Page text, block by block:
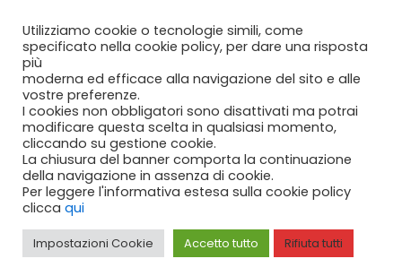
contenuto
Utilizziamo cookie o tecnologie simili, come
specificato nella cookie policy, per dare una risposta
più
moderna ed efficace alla navigazione del sito e alle
vostre preferenze.
I cookies non obbligatori sono disattivati ma potrai
modificare questa scelta in qualsiasi momento,
cliccando su gestione cookie.
La chiusura del banner comporta la continuazione
della navigazione in assenza di cookie.
Per leggere l'informativa estesa sulla cookie policy
clicca qui
Impostazioni Cookie Accetto tutto Rifiuta tutti